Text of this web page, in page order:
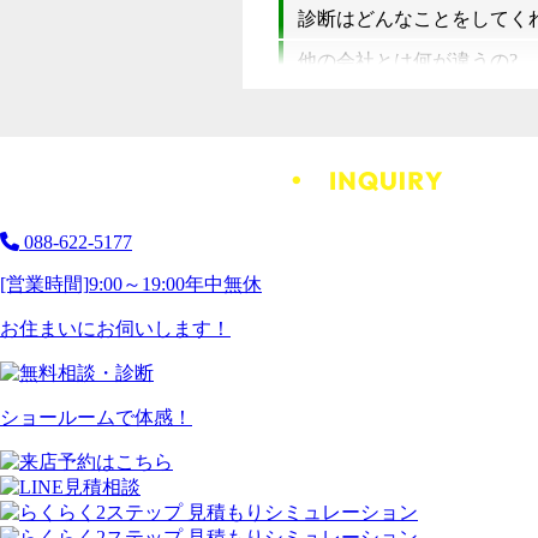
診断はどんなことをしてく
他の会社とは何が違うの?
088-622-5177
[営業時間]9:00～19:00年中無休
お住まいにお伺いします！
ショールームで体感！